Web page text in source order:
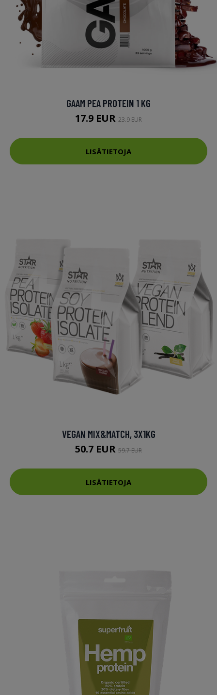
GAAM PEA PROTEIN 1 KG
17.9 EUR 23.9 EUR
LISÄTIETOJA
VEGAN MIX&MATCH, 3X1KG
50.7 EUR 59.7 EUR
LISÄTIETOJA